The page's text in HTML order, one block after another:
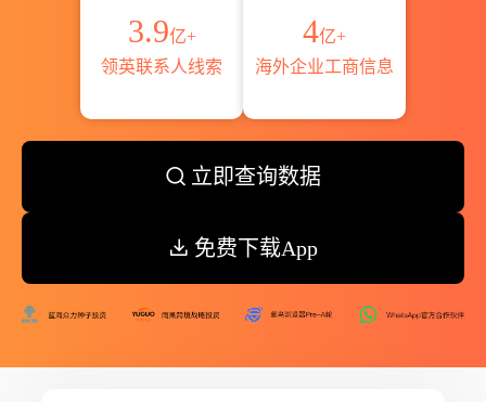
3.9亿+
领英联系人线索
4亿+
海外企业工商信息
立即查询数据
免费下载App